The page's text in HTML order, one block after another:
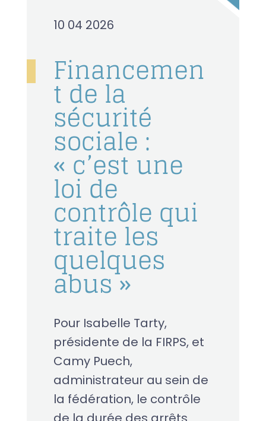
10 04 2026
Financemen
t de la
sécurité
sociale :
« c’est une
loi de
contrôle qui
traite les
quelques
abus »
Pour Isabelle Tarty,
présidente de la FIRPS, et
Camy Puech,
administrateur au sein de
la fédération, le contrôle